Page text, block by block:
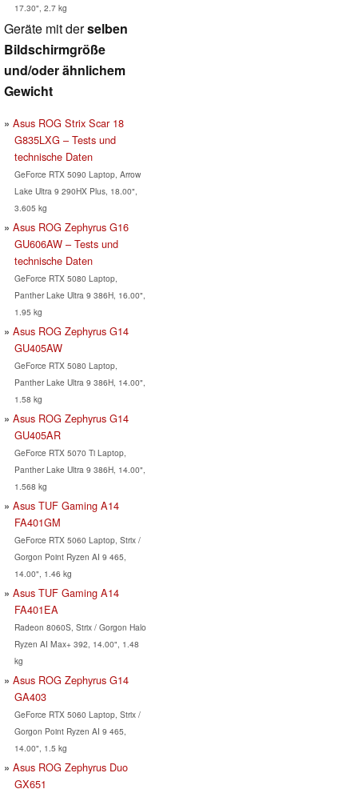
17.30", 2.7 kg
Geräte mit derselben
Bildschirmgröße
und/oder ähnlichem
Gewicht
Asus ROG Strix Scar 18
G835LXG – Tests und
technische Daten
GeForce RTX 5090 Laptop, Arrow
Lake Ultra 9 290HX Plus, 18.00",
3.605 kg
Asus ROG Zephyrus G16
GU606AW – Tests und
technische Daten
GeForce RTX 5080 Laptop,
Panther Lake Ultra 9 386H, 16.00",
1.95 kg
Asus ROG Zephyrus G14
GU405AW
GeForce RTX 5080 Laptop,
Panther Lake Ultra 9 386H, 14.00",
1.58 kg
Asus ROG Zephyrus G14
GU405AR
GeForce RTX 5070 Ti Laptop,
Panther Lake Ultra 9 386H, 14.00",
1.568 kg
Asus TUF Gaming A14
FA401GM
GeForce RTX 5060 Laptop, Strix /
Gorgon Point Ryzen AI 9 465,
14.00", 1.46 kg
Asus TUF Gaming A14
FA401EA
Radeon 8060S, Strix / Gorgon Halo
Ryzen AI Max+ 392, 14.00", 1.48
kg
Asus ROG Zephyrus G14
GA403
GeForce RTX 5060 Laptop, Strix /
Gorgon Point Ryzen AI 9 465,
14.00", 1.5 kg
Asus ROG Zephyrus Duo
GX651